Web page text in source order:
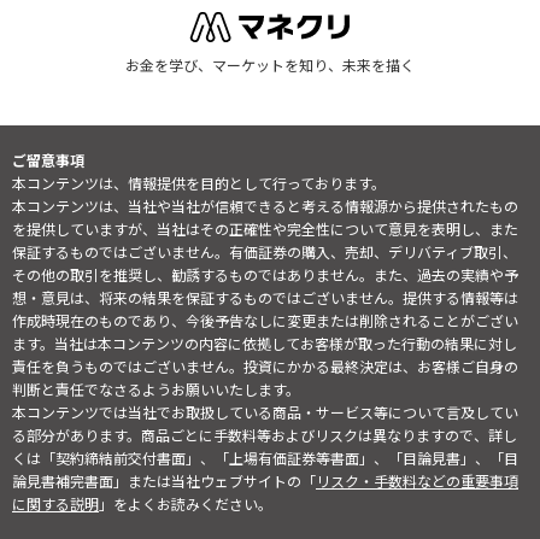
お金を学び、マーケットを知り、未来を描く
ご留意事項
本コンテンツは、情報提供を目的として行っております。
本コンテンツは、当社や当社が信頼できると考える情報源から提供されたもの
を提供していますが、当社はその正確性や完全性について意見を表明し、また
保証するものではございません。有価証券の購入、売却、デリバティブ取引、
その他の取引を推奨し、勧誘するものではありません。また、過去の実績や予
想・意見は、将来の結果を保証するものではございません。提供する情報等は
作成時現在のものであり、今後予告なしに変更または削除されることがござい
ます。当社は本コンテンツの内容に依拠してお客様が取った行動の結果に対し
責任を負うものではございません。投資にかかる最終決定は、お客様ご自身の
判断と責任でなさるようお願いいたします。
本コンテンツでは当社でお取扱している商品・サービス等について言及してい
る部分があります。商品ごとに手数料等およびリスクは異なりますので、詳し
くは「契約締結前交付書面」、「上場有価証券等書面」、「目論見書」、「目
論見書補完書面」または当社ウェブサイトの「リスク・手数料などの重要事項
に関する説明」をよくお読みください。